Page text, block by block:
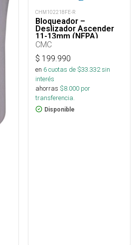
CHM102218FE-R
Bloqueador –
Deslizador Ascender
11-13mm (NFPA)
CMC
$ 199.990
en 6cuotas de $33.332sin
interés
ahorras $8.000 por
transferencia.
Disponible